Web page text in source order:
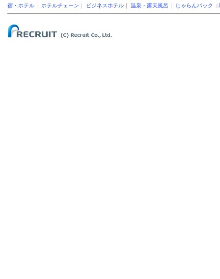
宿・ホテル ホテルチェーン ビジネスホテル 温泉・露天風呂 じゃらんパック （